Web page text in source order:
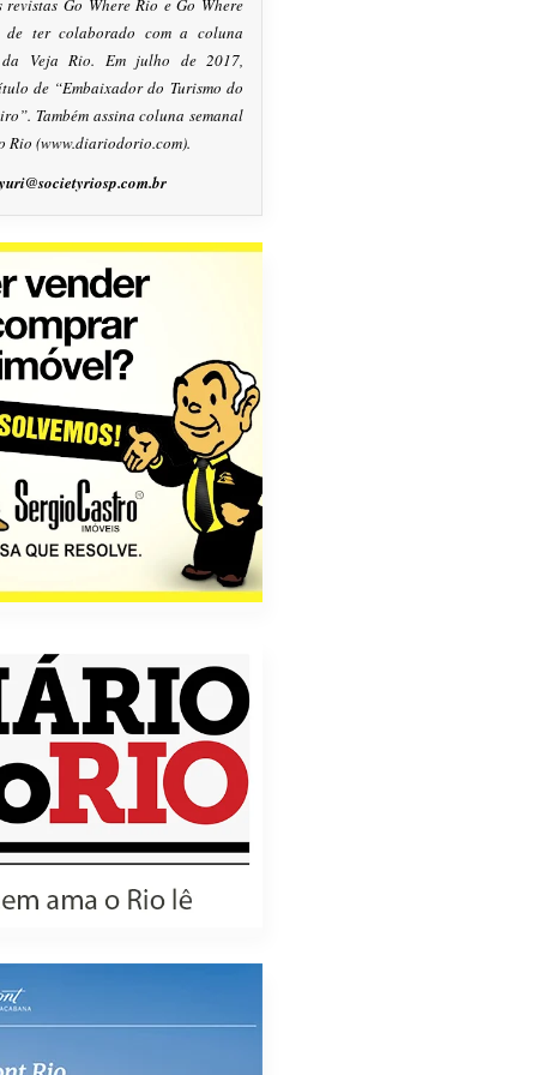
revistas Go Where Rio e Go Where
de ter colaborado com a coluna
da Veja Rio. Em julho de 2017,
de “Embaixador do Turismo do
Também assina coluna semanal
Rio (www.diariodorio.com).
yuri@societyriosp.com.br